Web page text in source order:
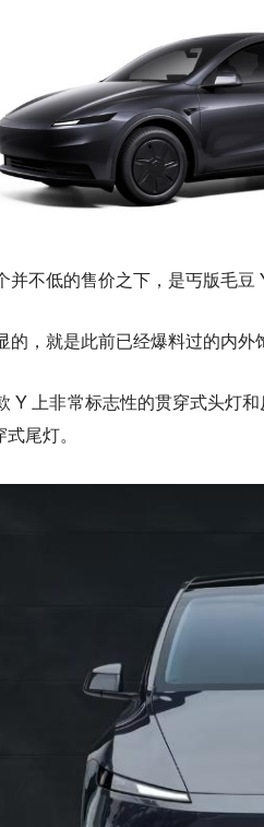
并不低的售价之下，是丐版毛豆
的，就是此前已经爆料过的内外
Y 上非常标志性的贯穿式头灯
尾灯。